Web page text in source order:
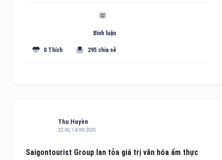
Bình luận
0 Thích 295 chia sẻ
Thu Huyền
22:00, 14/09/2025
Saigontourist Group lan tỏa giá trị văn hóa ẩm thực